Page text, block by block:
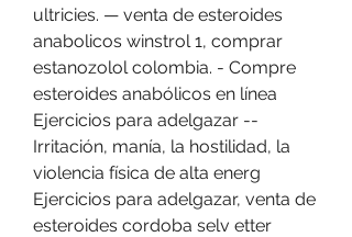
ultricies. — venta de esteroides
anabolicos winstrol 1, comprar
estanozolol colombia. - Compre
esteroides anabólicos en línea
Ejercicios para adelgazar --
Irritación, manía, la hostilidad, la
violencia física de alta energ
Ejercicios para adelgazar, venta de
esteroides cordoba selv etter